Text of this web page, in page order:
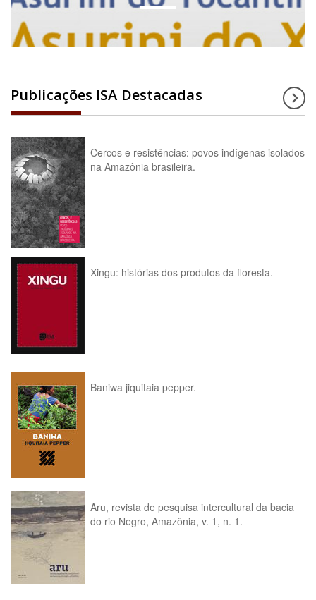
Publicações ISA Destacadas
Cercos e resistências: povos indígenas isolados
na Amazônia brasileira.
Xingu: histórias dos produtos da floresta.
Baniwa jiquitaia pepper.
Aru, revista de pesquisa intercultural da bacia
do rio Negro, Amazônia, v. 1, n. 1.